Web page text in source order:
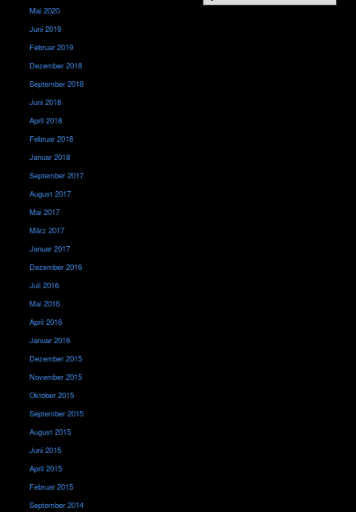
Mai 2020
Juni 2019
Februar 2019
Dezember 2018
September 2018
Juni 2018
April 2018
Februar 2018
Januar 2018
September 2017
August 2017
Mai 2017
März 2017
Januar 2017
Dezember 2016
Juli 2016
Mai 2016
April 2016
Januar 2016
Dezember 2015
November 2015
Oktober 2015
September 2015
August 2015
Juni 2015
April 2015
Februar 2015
September 2014